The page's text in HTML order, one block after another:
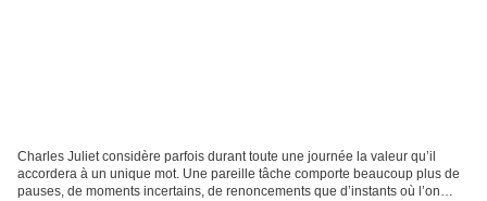
Charles Juliet considère parfois durant toute une journée la valeur qu’il
accordera à un unique mot. Une pareille tâche comporte beaucoup plus de
pauses, de moments incertains, de renoncements que d’instants où l’on